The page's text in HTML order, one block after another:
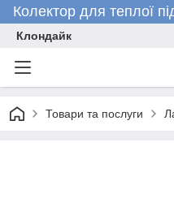
Колектор для теплої
Клондайк
Товари та послуги